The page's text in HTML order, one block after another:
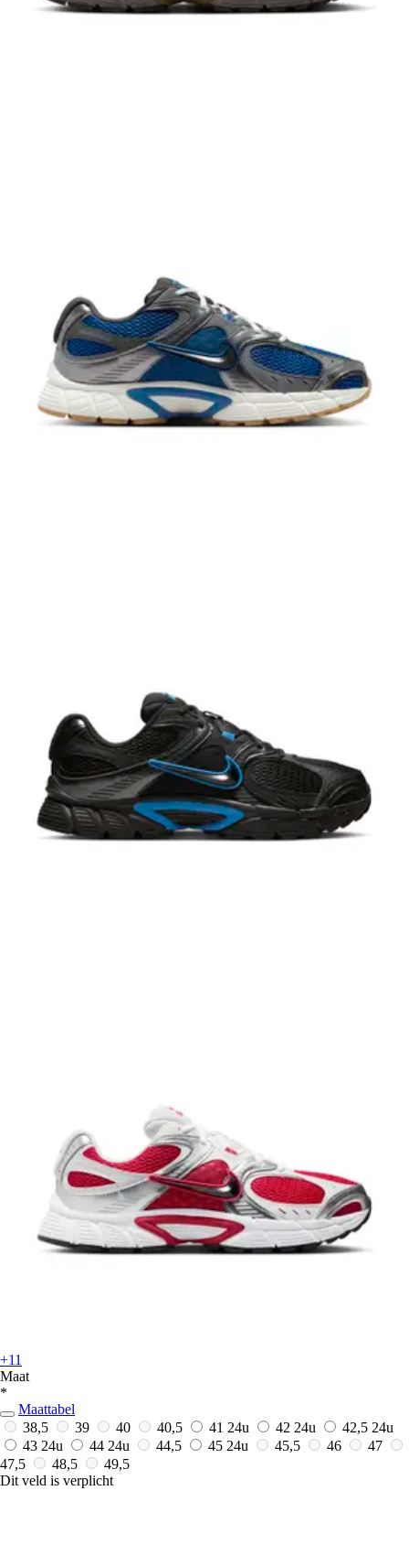
+11
Maat
*
Maattabel
38,5
39 40 40,5 41 24u 42 24u 42,5 24u
43 24u 44 24u 44,5 45 24u 45,5 46
47
47,5
48,5
49,5
Dit veld is verplicht